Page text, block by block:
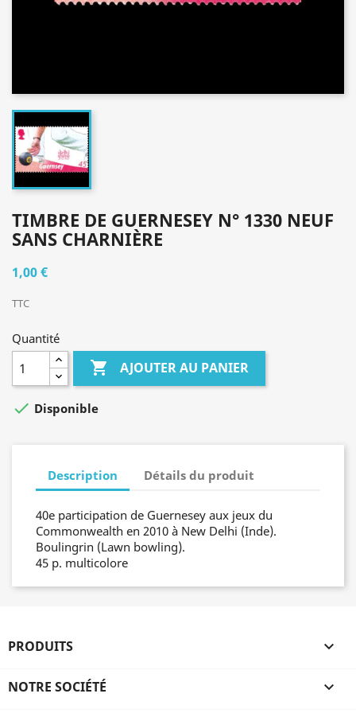
TIMBRE DE GUERNESEY N° 1330 NEUF
SANS CHARNIÈRE
1,00 €
TTC
Quantité
 AJOUTER AU PANIER
 Disponible
Description Détails du produit
40e participation de Guernesey aux jeux du
Commonwealth en 2010 à New Delhi (Inde).
Boulingrin (Lawn bowling).
45 p. multicolore
PRODUITS 
NOTRE SOCIÉTÉ 